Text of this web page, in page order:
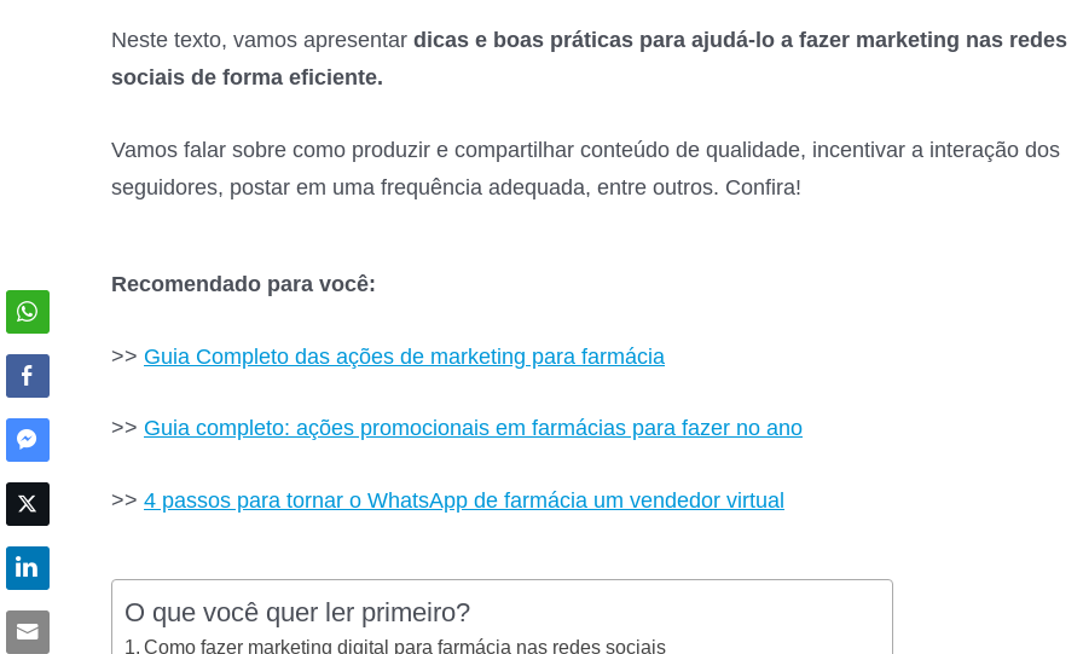
Neste texto, vamos apresentar dicas e boas práticas para ajudá-lo a fazer marketing nas redes
sociais de forma eficiente.
Vamos falar sobre como produzir e compartilhar conteúdo de qualidade, incentivar a interação dos
seguidores, postar em uma frequência adequada, entre outros. Confira!
Recomendado para você:
>> Guia Completo das ações de marketing para farmácia
>> Guia completo: ações promocionais em farmácias para fazer no ano
>> 4 passos para tornar o WhatsApp de farmácia um vendedor virtual
O que você quer ler primeiro?
Como fazer marketing digital para farmácia nas redes sociais